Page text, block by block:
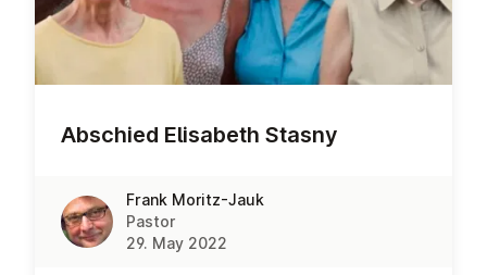
Abschied Elisabeth Stasny
Frank Moritz-Jauk
Pastor
29. May 2022